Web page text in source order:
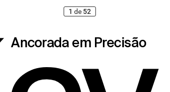
1 de 52
Ancorada em Precisão